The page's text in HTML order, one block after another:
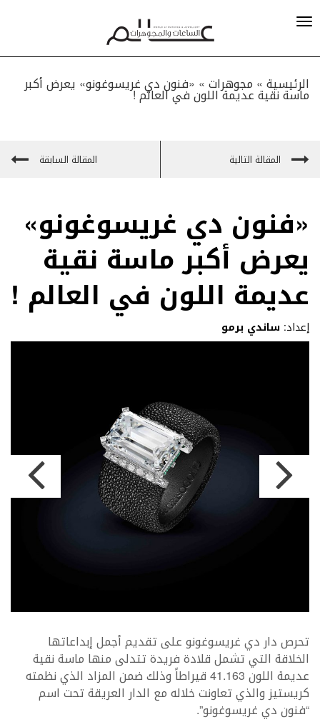
الرئيسية » مجوهرات» «فنون دي غريسوغونو» يعرض أكبر
ماسة نقية عديمة اللون في العالم !
المقالة التالية المقالة السابقة
«فنون دي غريسوغونو»
يعرض أكبر ماسة نقية
عديمة اللون في العالم !
إعداد: ساندي برمو
تحرص دار دي غريسوغونو على تقديم أجمل إبداعاتها
الخلاقة التي تشمل قلادة فريدة تتدلى منها ماسة نقية
عديمة اللون 41.163 قيراطاً وذلك ضمن المزاد الذي نظمته
كريستيز والذي تعاونت خلاله مع الدار العريقة تحت اسم
“فنون دي غريسوغونو”.